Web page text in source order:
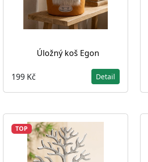
Úložný koš Egon
199 Kč Detail
TOP